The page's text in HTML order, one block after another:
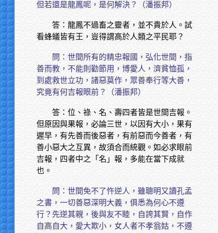
但若還是龍鳳呢，是何解決？（潘振邦）
答：龍鳳不過畜之靈者，並不貴於人。試
看蜂蟻皆有王，豈得謂高於人類之平民耶？
問：世間所有的精忠報國，弘化世間，指
善而教，不能則勸節用，博愛人，濟貧恤孤，
到處救世立功，諸惡莫作，眾善奉行等大善，
究竟有何吉報眼前？（潘振邦）
答：位、祿、名、壽四者皆是世間吉報。
但原因與果報，必論三世，以因有大小，果有
遲早，有先善而後惡者，有前惡而今善者，有
善小惡大之互異，故須合而統觀。如必求眼前
吉報，四者中之「名」報，多能在當下成就
也。
問：世間免不了忤逆人，雖聰明又讀孔孟
之書，一切善惡深明大義，俱悉為何心不遵
行？先逆其親，後與友不睦，自誇其賢，自作
自高自大，愛大欺小，女人者不孝翁姑，不遵